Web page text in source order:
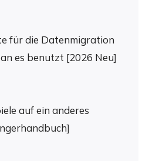
für die Datenmigration
es benutzt [2026 Neu]
auf ein anderes